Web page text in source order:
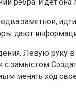
ребра. Идет
заметной,
дают
Левую
замыслом
менять ход